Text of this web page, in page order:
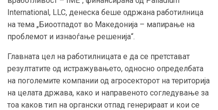
International, LLC, денеска беше одржана работилница
на тема „Биоотпадот во Македонија – мапирање на
проблемот и изнаоѓање решенија“.
Главната цел на работилницата е да се претстават
резултатите од истражувањето, односно определбата
на поголемите компании од агросекторот на територија
на целата држава, како и направеното согледување за
тоа каков тип на органски отпад генерираат и кои се